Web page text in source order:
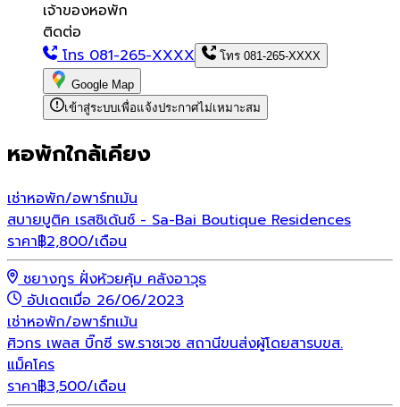
เจ้าของหอพัก
ติดต่อ
โทร081-265-XXXX โทร 081-265-XXXX
Google Map
เข้าสู่ระบบเพื่อแจ้งประกาศไม่เหมาะสม
หอพักใกล้เคียง
เช่าหอพัก/อพาร์ทเม้น
สบายบูติค เรสซิเด้นซ์ - Sa-Bai Boutique Residences
ราคา฿2,800/เดือน
ชยางกูร ฝั่งห้วยคุ้ม คลังอาวุธ
อัปเดตเมื่อ 26/06/2023
เช่าหอพัก/อพาร์ทเม้น
ศิวกร เพลส บิ๊กซี รพ.ราชเวช สถานีขนส่งผู้โดยสารบขส.
แม็คโคร
ราคา฿3,500/เดือน